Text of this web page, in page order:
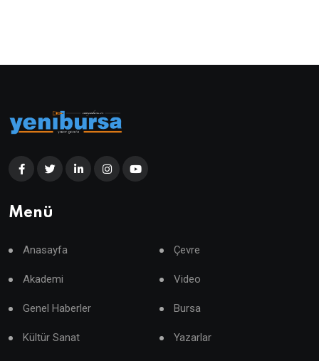
Menü
Anasayfa Çevre
Akademi Video
Genel Haberler Bursa
Kültür Sanat Yazarlar